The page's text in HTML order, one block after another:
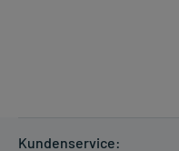
Kundenservice: